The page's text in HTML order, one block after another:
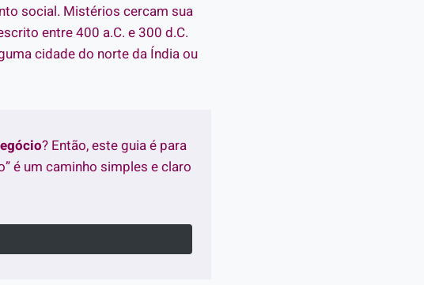
social. Mistérios cercam sua
entre 400 a.C. e 300 d.C.
cidade do norte da Índia ou
? Então, este guia é para
é um caminho simples e claro